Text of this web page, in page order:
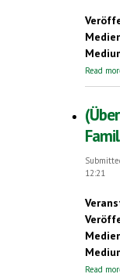
Read
12:21
Read